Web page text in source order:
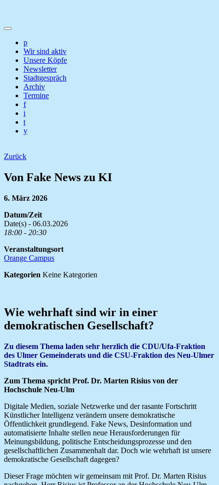
p
Wir sind aktiv
Unsere Köpfe
Newsletter
Stadtgespräch
Archiv
Termine
f
i
t
y
Zurück
Von Fake News zu KI
6. März 2026
Datum/Zeit
Date(s) - 06.03.2026
18:00 - 20:30
Veranstaltungsort
Orange Campus
Kategorien Keine Kategorien
Wie wehrhaft sind wir in einer
demokratischen Gesellschaft?
Zu diesem Thema laden sehr herzlich die CDU/Ufa-Fraktion
des Ulmer Gemeinderats und die CSU-Fraktion des Neu-Ulmer
Stadtrats ein.
Zum Thema spricht Prof. Dr. Marten Risius von der
Hochschule Neu-Ulm
Digitale Medien, soziale Netzwerke und der rasante Fortschritt
Künstlicher Intelligenz verändern unsere demokratische
Öffentlichkeit grundlegend. Fake News, Desinformation und
automatisierte Inhalte stellen neue Herausforderungen für
Meinungsbildung, politische Entscheidungsprozesse und den
gesellschaftlichen Zusammenhalt dar. Doch wie wehrhaft ist unsere
demokratische Gesellschaft dagegen?
Dieser Frage möchten wir gemeinsam mit Prof. Dr. Marten Risius